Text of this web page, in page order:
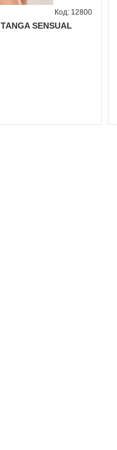
SENSUAL
12800